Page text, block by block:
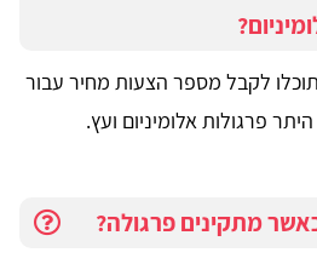
לקבל מספר הצעות מחיר עבור
פרגולות אלומיניום ועץ.
מתקינים פרגולה?